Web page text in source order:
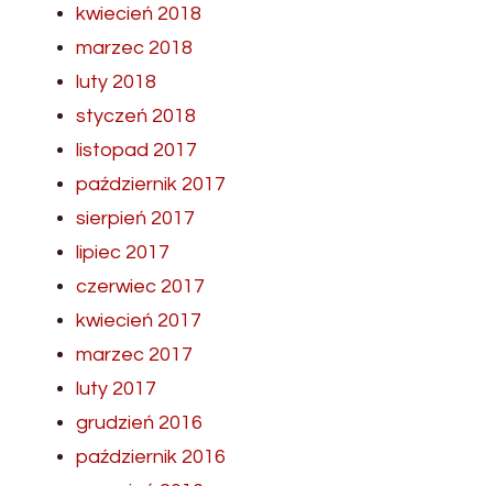
kwiecień 2018
marzec 2018
luty 2018
styczeń 2018
listopad 2017
październik 2017
sierpień 2017
lipiec 2017
czerwiec 2017
kwiecień 2017
marzec 2017
luty 2017
grudzień 2016
październik 2016